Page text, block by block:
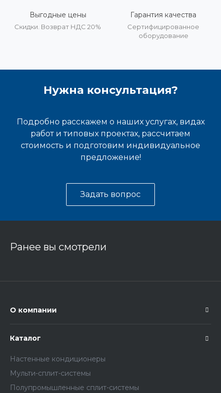
Выгодные цены
Скидки. Возврат НДС 20%
Гарантия качества
Сертифицированное
оборудование
Нужна консультация?
Подробно расскажем о наших услугах, видах
работ и типовых проектах, рассчитаем
стоимость и подготовим индивидуальное
предложение!
Задать вопрос
Ранее вы смотрели
О компании
Каталог
Настенные кондиционеры
Мульти-сплит-системы
Полупромышленные сплит-системы